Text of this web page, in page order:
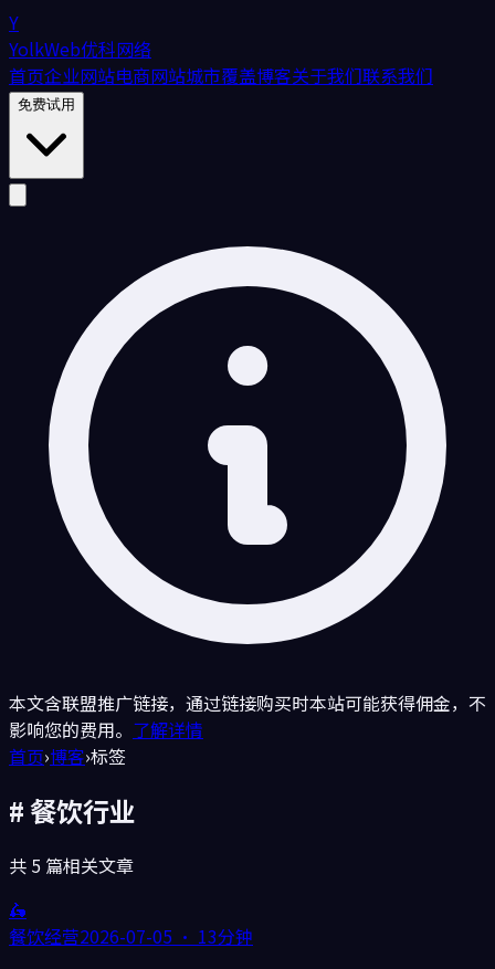
Y
YolkWeb优科网络
首页企业网站电商网站城市覆盖博客关于我们联系我们
免费试用
本文含联盟推广链接，通过链接购买时本站可能获得佣金，不
影响您的费用。 了解详情
首页›博客›标签
#餐饮行业
共 5 篇相关文章
🛵
餐饮经营2026-07-05 · 13分钟